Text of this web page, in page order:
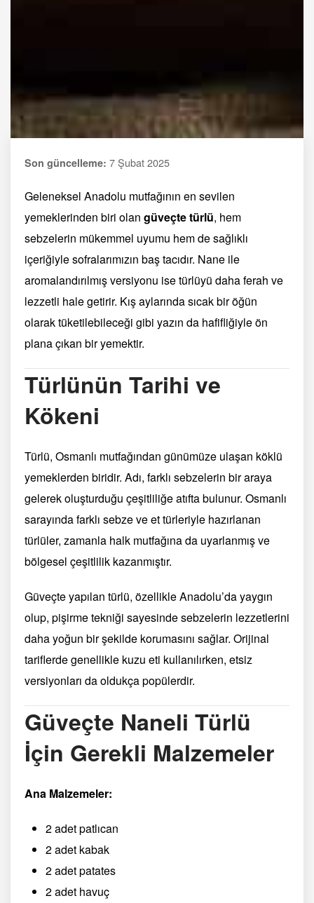
Son güncelleme: 7 Şubat 2025
Geleneksel Anadolu mutfağının en sevilen
yemeklerinden biri olan güveçte türlü, hem
sebzelerin mükemmel uyumu hem de sağlıklı
içeriğiyle sofralarımızın baş tacıdır. Nane ile
aromalandırılmış versiyonu ise türlüyü daha ferah ve
lezzetli hale getirir. Kış aylarında sıcak bir öğün
olarak tüketilebileceği gibi yazın da hafifliğiyle ön
plana çıkan bir yemektir.
Türlünün Tarihi ve
Kökeni
Türlü, Osmanlı mutfağından günümüze ulaşan köklü
yemeklerden biridir. Adı, farklı sebzelerin bir araya
gelerek oluşturduğu çeşitliliğe atıfta bulunur. Osmanlı
sarayında farklı sebze ve et türleriyle hazırlanan
türlüler, zamanla halk mutfağına da uyarlanmış ve
bölgesel çeşitlilik kazanmıştır.
Güveçte yapılan türlü, özellikle Anadolu’da yaygın
olup, pişirme tekniği sayesinde sebzelerin lezzetlerini
daha yoğun bir şekilde korumasını sağlar. Orijinal
tariflerde genellikle kuzu eti kullanılırken, etsiz
versiyonları da oldukça popülerdir.
Güveçte Naneli Türlü
İçin Gerekli Malzemeler
Ana Malzemeler:
2 adet patlıcan
2 adet kabak
2 adet patates
2 adet havuç